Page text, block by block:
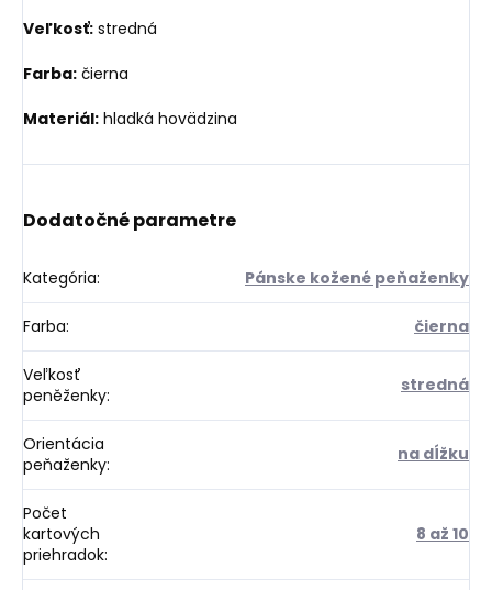
Veľkosť: stredná
Farba: čierna
Materiál: hladká hovädzina
Dodatočné parametre
Kategória: Pánske kožené peňaženky
Farba: čierna
Veľkosť
peněženky: stredná
Orientácia
peňaženky: na dĺžku
Počet
kartových
priehradok:
8 až 10